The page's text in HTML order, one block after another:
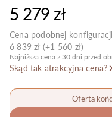
Pielęgnacja biżuterii
5 279 zł
Cena podobnej
6 839 zł (+1 560 zł)
Najniższa cena z 30 dni przed
Skąd tak atrakcyjna cena?
Oferta